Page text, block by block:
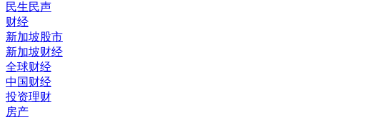
民生民声
财经
新加坡股市
新加坡财经
全球财经
中国财经
投资理财
房产